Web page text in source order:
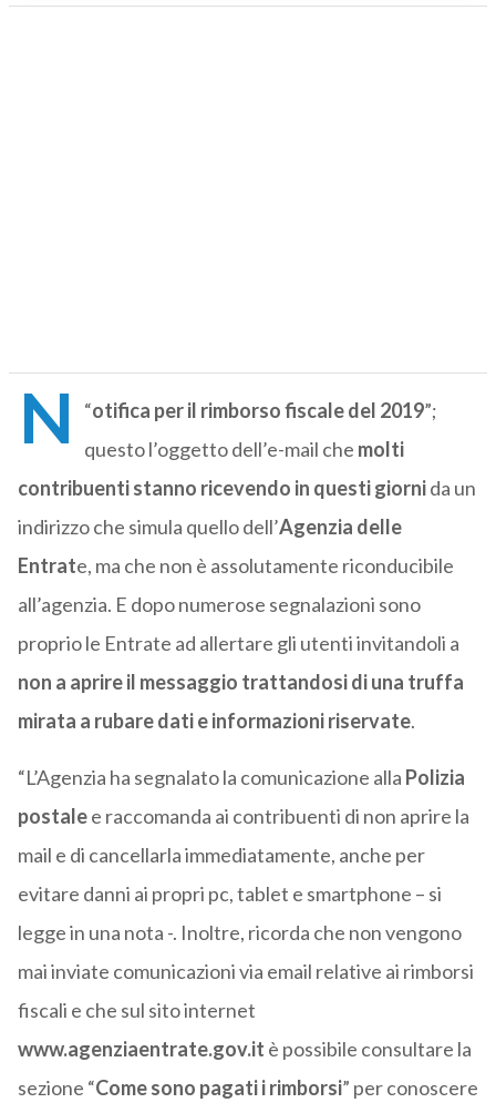
“
N otifica per il rimborso fiscale del 2019”;
questo l’oggetto dell’e-mail che molti
contribuenti stanno ricevendo in questi giornida un
indirizzo che simula quello dell’Agenzia delle
Entrate, ma che non è assolutamente riconducibile
all’agenzia. E dopo numerose segnalazioni sono
proprio le Entrate ad allertare gli utenti invitandoli a
non a aprire il messaggio trattandosi di una truffa
mirata a rubare dati e informazioni riservate.
“L’Agenzia ha segnalato la comunicazione alla Polizia
postalee raccomanda ai contribuenti di non aprire la
mail e di cancellarla immediatamente, anche per
evitare danni ai propri pc, tablet e smartphone – si
legge in una nota -. Inoltre, ricorda che non vengono
mai inviate comunicazioni via email relative ai rimborsi
fiscali e che sul sito internet
www.agenziaentrate.gov.it è possibile consultare la
sezione “Come sono pagati i rimborsi” per conoscere